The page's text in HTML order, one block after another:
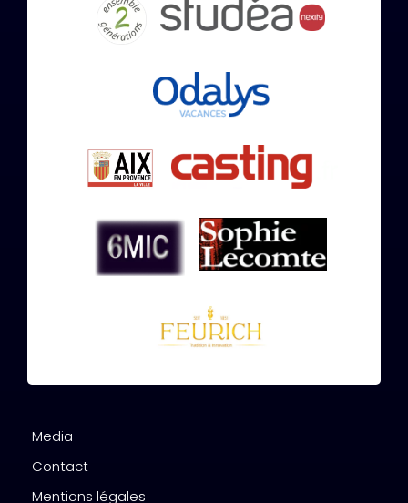
Media
Contact
Mentions légales